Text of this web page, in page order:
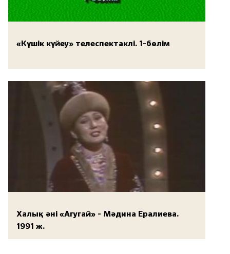
«Күшік күйеу» телеспектаклі. 1-бөлім
Халық әні «Агугай» - Мәдина Ералиева.
1991 ж.